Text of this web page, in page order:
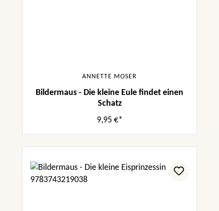
ANNETTE MOSER
Bildermaus - Die kleine Eule findet einen
Schatz
9,95 €*